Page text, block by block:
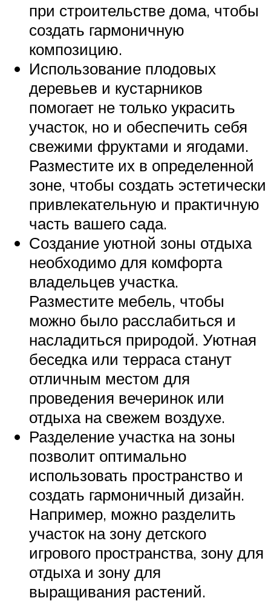
при строительстве дома, чтобы
создать гармоничную
композицию.
Использование плодовых
деревьев и кустарников
помогает не только украсить
участок, но и обеспечить себя
свежими фруктами и ягодами.
Разместите их в определенной
зоне, чтобы создать эстетически
привлекательную и практичную
часть вашего сада.
Создание уютной зоны отдыха
необходимо для комфорта
владельцев участка.
Разместите мебель, чтобы
можно было расслабиться и
насладиться природой. Уютная
беседка или терраса станут
отличным местом для
проведения вечеринок или
отдыха на свежем воздухе.
Разделение участка на зоны
позволит оптимально
использовать пространство и
создать гармоничный дизайн.
Например, можно разделить
участок на зону детского
игрового пространства, зону для
отдыха и зону для
выращивания растений.